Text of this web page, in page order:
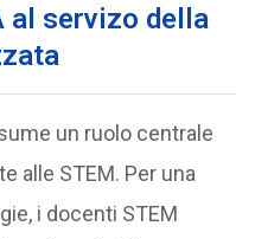
al servizo della
un ruolo centrale
alle STEM. Per una
i docenti STEM